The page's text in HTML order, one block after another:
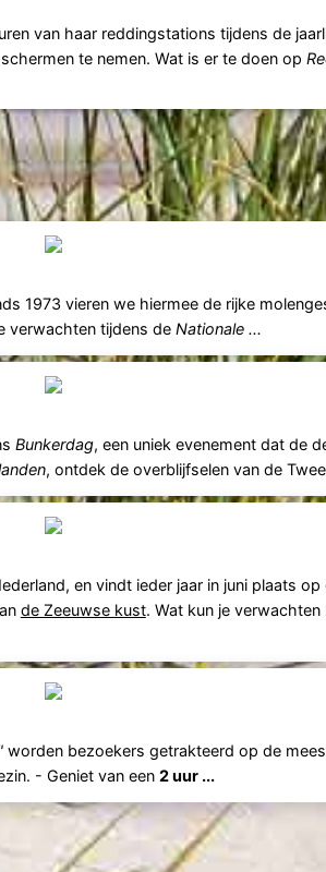
van haar reddingstations tijdens de
te nemen. Wat is er te doen op
1973 vieren we hiermee de rijke
verwachten tijdens de Nationale ...
Bunkerdag, een uniek evenement dat de
, ontdek de overblijfselen van de
en vindt ieder jaar in juni plaats
de Zeeuwse kust. Wat kun je
worden bezoekers getrakteerd op de
- Geniet van een 2 uur ...